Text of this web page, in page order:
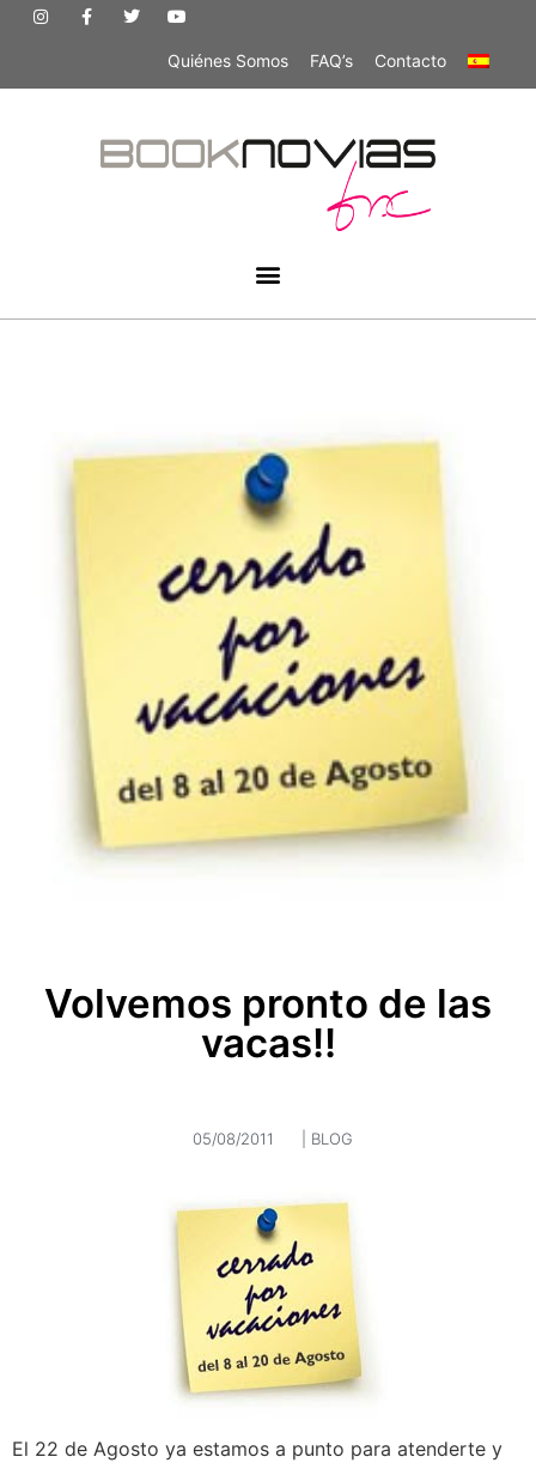
Quiénes Somos FAQ’s Contacto
Volvemos pronto de las
vacas!!
05/08/2011 BLOG
El 22 de Agosto ya estamos a punto para atenderte y